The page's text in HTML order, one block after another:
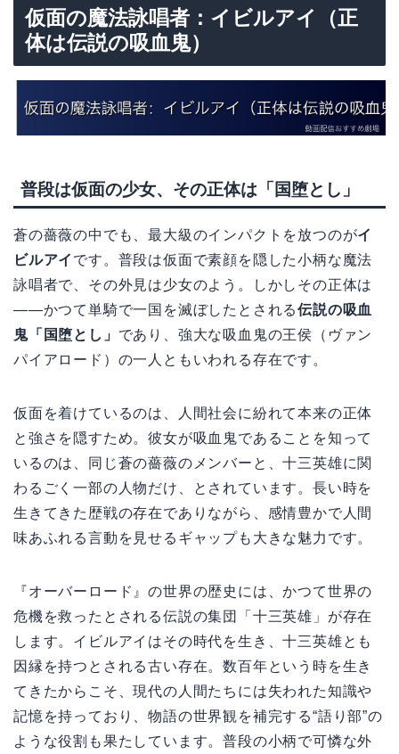
仮面の魔法詠唱者：イビルアイ（正
体は伝説の吸血鬼）
普段は仮面の少女、その正体は「国堕とし」
蒼の薔薇の中でも、最大級のインパクトを放つのがイ
ビルアイ です。普段は仮面で素顔を隠した小柄な魔法
詠唱者で、その外見は少女のよう。しかしその正体は
——かつて単騎で一国を滅ぼしたとされる伝説の吸血
鬼「国堕とし」 であり、強大な吸血鬼の王侯（ヴァン
パイアロード）の一人ともいわれる存在です。
仮面を着けているのは、人間社会に紛れて本来の正体
と強さを隠すため。彼女が吸血鬼であることを知って
いるのは、同じ蒼の薔薇のメンバーと、十三英雄に関
わるごく一部の人物だけ、とされています。長い時を
生きてきた歴戦の存在でありながら、感情豊かで人間
味あふれる言動を見せるギャップも大きな魅力です。
『オーバーロード』の世界の歴史には、かつて世界の
危機を救ったとされる伝説の集団「十三英雄」が存在
します。イビルアイはその時代を生き、十三英雄とも
因縁を持つとされる古い存在。数百年という時を生き
てきたからこそ、現代の人間たちには失われた知識や
記憶を持っており、物語の世界観を補完する“語り部”の
ような役割も果たしています。普段の小柄で可憐な外